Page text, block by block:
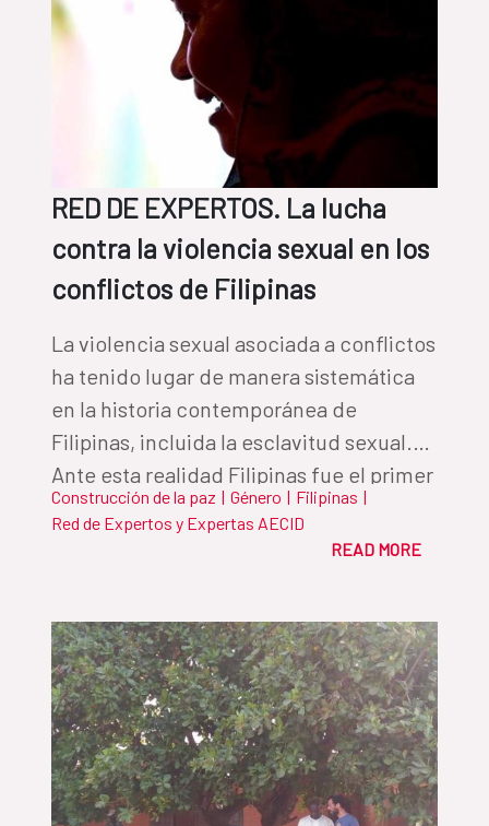
RED DE EXPERTOS. La lucha
contra la violencia sexual en los
conflictos de Filipinas
La violencia sexual asociada a conflictos
ha tenido lugar de manera sistemática
en la historia contemporánea de
Filipinas, incluida la esclavitud sexual.
Ante esta realidad Filipinas fue el primer
país del Sudeste Asiático en publicar un
Plan de Acción Nacional sobre Mujer,
Seguridad de Naciones Unidas
Construcción de la paz | Género | Filipinas |
Red de Expertos y Expertas AECID
READ MORE